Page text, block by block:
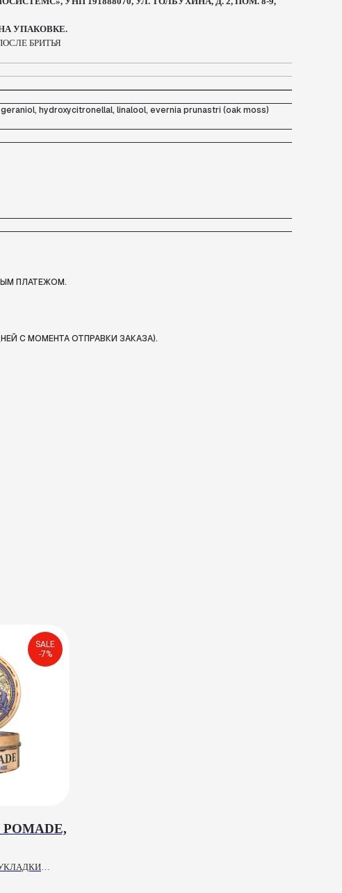
УПАКОВКЕ.
БРИТЬЯ
hydroxycitronellal, linalool, evernia prunastri (oak moss)
ПЛАТЕЖОМ.
С МОМЕНТА ОТПРАВКИ ЗАКАЗА).
SALE
-7%